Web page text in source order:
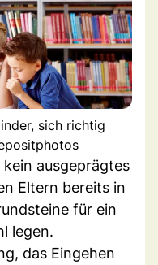
sich richtig
ausgeprägtes
Eltern bereits in
für ein
legen.
das Eingehen